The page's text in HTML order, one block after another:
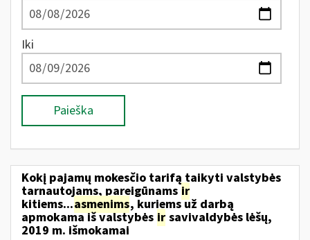
Iki
Paieška
Kokį pajamų mokesčio tarifą taikyti valstybės
tarnautojams, pareigūnams ir
kitiems...asmenims, kuriems už darbą
apmokama iš valstybės ir savivaldybės lėšų,
2019 m. išmokamai